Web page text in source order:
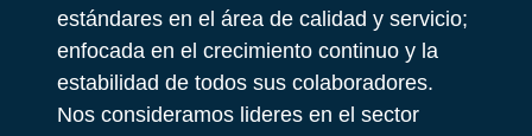
estándares en el área de calidad y servicio;
enfocada en el crecimiento continuo y la
estabilidad de todos sus colaboradores.
Nos consideramos lideres en el sector